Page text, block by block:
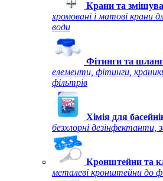
Крани та
хромовані і матові крани
води
Фітинги та
елементи, фітинги,
фільтрів
Хімія для
безхлорні дезінфектанти,
Кронштейни та
металеві кронштейни до